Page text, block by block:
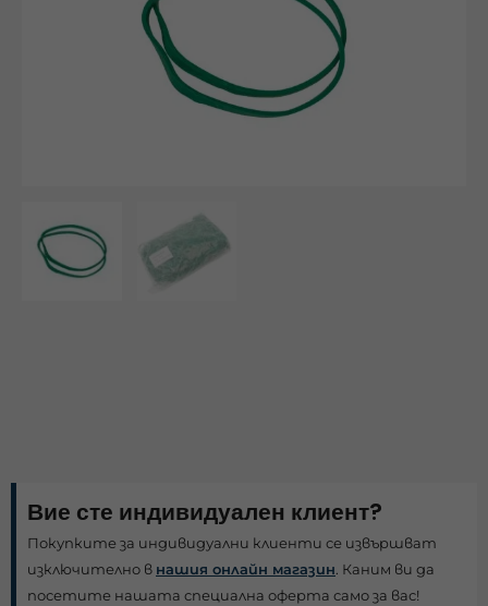
Вие сте индивидуален клиент?
Покупките за индивидуални клиенти се извършват
изключително в нашия онлайн магазин. Каним ви да
посетите нашата специална оферта само за вас!